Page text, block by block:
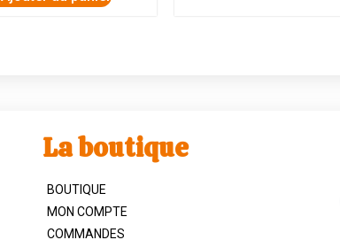
La boutique
BOUTIQUE
MON COMPTE
COMMANDES